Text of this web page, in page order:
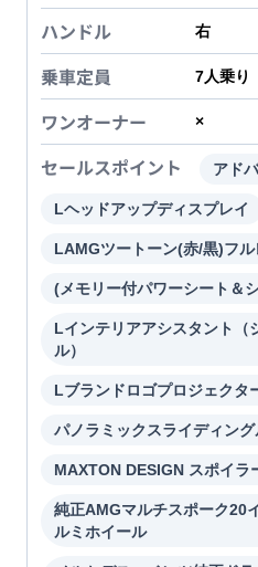
ハンドル 右
乗車定員 7人乗り
ワンオーナー ×
セールスポイント アド
Lヘッドアップディスプレイ
LAMGツートーン(赤/黒)フル
(メモリー付パワーシート＆
Lインテリアアシスタント（
ル）
Lブランドロゴプロジェクタ
パノラミックスライディング
MAXTON DESIGN スポイラ
純正AMGマルチスポーク20
ルミホイール